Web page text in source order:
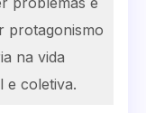
protagonismo
na vida
e coletiva.